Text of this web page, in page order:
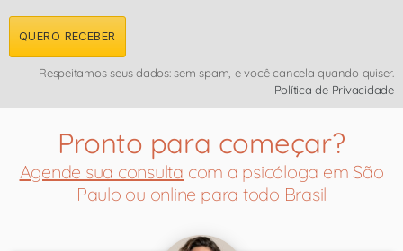
QUERO RECEBER
Respeitamos seus dados: sem spam, e você cancela quando quiser.
Política de Privacidade
Pronto para começar?
Agende sua consulta com a psicóloga em São
Paulo ou online para todo Brasil